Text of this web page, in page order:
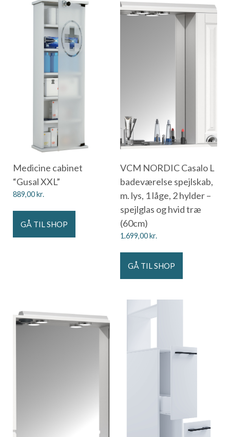
Medicine cabinet
“Gusal XXL”
889,00kr.
GÅ TIL SHOP
VCM NORDIC Casalo L
badeværelse spejlskab,
m. lys, 1 låge, 2 hylder –
spejlglas og hvid træ
(60cm)
1.699,00kr.
GÅ TIL SHOP